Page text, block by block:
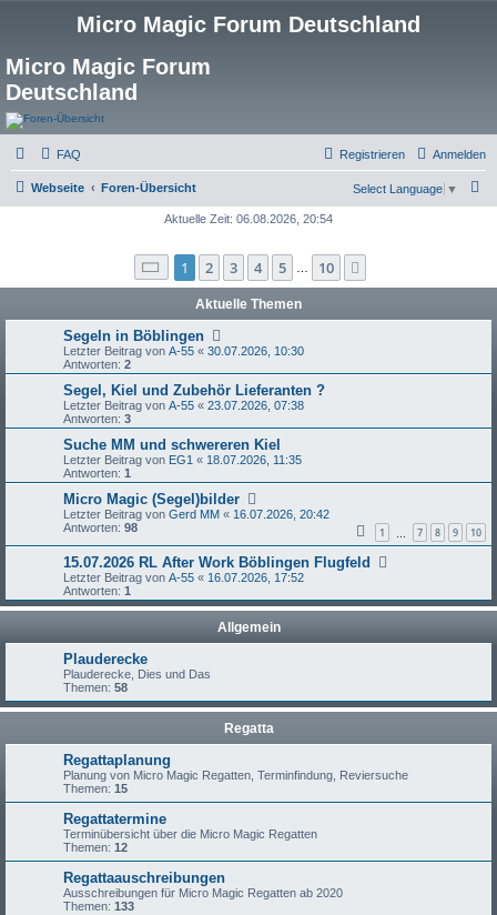
Micro Magic Forum Deutschland
Micro Magic Forum
Deutschland
FAQ Anmelden
Registrieren
Webseite Foren-Übersicht Select Language ▼
Aktuelle Zeit: 06.08.2026, 20:54
Seite 1von 10
1 2 3 4 5 10
Aktuelle Themen
Segeln in Böblingen
Letzter Beitrag von A-55 « 30.07.2026, 10:30
Antworten: 2
Segel, Kiel und Zubehör Lieferanten ?
Letzter Beitrag von A-55 « 23.07.2026, 07:38
Antworten: 3
Suche MM und schwereren Kiel
Letzter Beitrag von EG1 « 18.07.2026, 11:35
Antworten: 1
Micro Magic (Segel)bilder
Letzter Beitrag von Gerd MM « 16.07.2026, 20:42
Antworten: 98 1 7 8 9 10
15.07.2026 RL After Work Böblingen Flugfeld
Letzter Beitrag von A-55 « 16.07.2026, 17:52
Antworten: 1
Allgemein
Plauderecke
Plauderecke, Dies und Das
Themen: 58
Regatta
Regattaplanung
Planung von Micro Magic Regatten, Terminfindung, Reviersuche
Themen: 15
Regattatermine
Terminübersicht über die Micro Magic Regatten
Themen: 12
Regattaauschreibungen
Ausschreibungen für Micro Magic Regatten ab 2020
Themen: 133